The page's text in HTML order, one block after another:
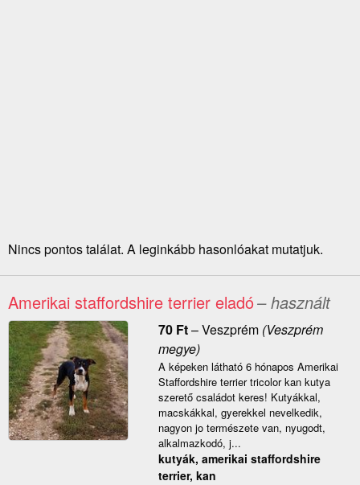
Nincs pontos találat. A leginkább hasonlóakat mutatjuk.
Amerikai staffordshire terrier eladó– használt
70 Ft–Veszprém(Veszprém
megye)
A képeken látható 6 hónapos Amerikai
Staffordshire terrier tricolor kan kutya
szerető családot keres! Kutyákkal,
macskákkal, gyerekkel nevelkedik,
nagyon jo természete van, nyugodt,
alkalmazkodó, j...
kutyák, amerikai staffordshire
terrier, kan